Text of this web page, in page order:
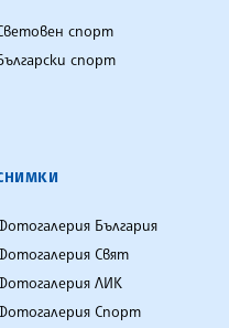
спорт
спорт
България
Свят
ЛИК
Спорт